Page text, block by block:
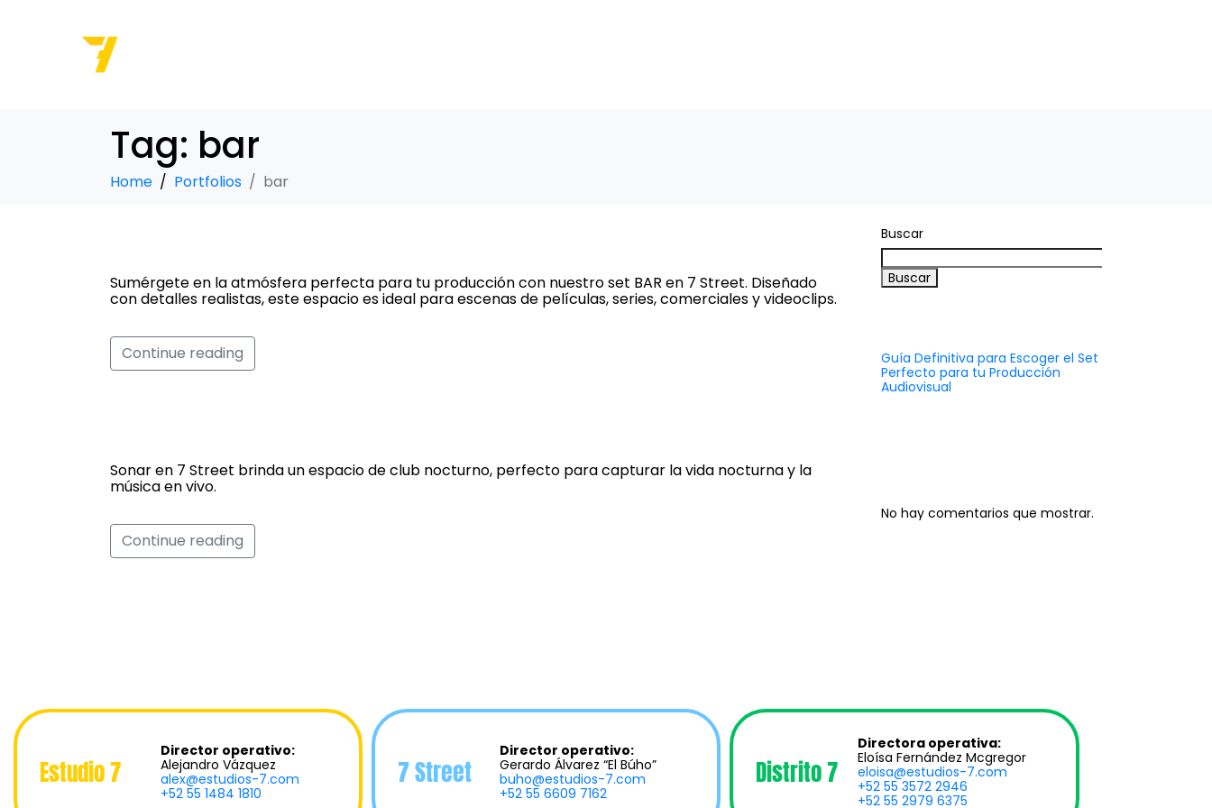
Tag: bar
Home Portfolios bar
Sumérgete en la atmósfera perfecta para tu producción con nuestro set BAR en 7 Street. Diseñado
con detalles realistas, este espacio es ideal para escenas de películas, series, comerciales y videoclips.
Continue reading
Sonar en 7 Street brinda un espacio de club nocturno, perfecto para capturar la vida nocturna y la
música en vivo.
Continue reading
Buscar
Buscar
Guía Definitiva para Escoger el Set
Perfecto para tu Producción
Audiovisual
No hay comentarios que mostrar.
Estudio 7
Director operativo:
Alejandro Vázquez
alex@estudios-7.com
+52 55 1484 1810
7 Street
Director operativo:
Gerardo Álvarez “El Búho”
buho@estudios-7.com
+52 55 6609 7162
Distrito 7
Directora operativa:
Eloísa Fernández Mcgregor
eloisa@estudios-7.com
+52 55 3572 2946
+52 55 2979 6375